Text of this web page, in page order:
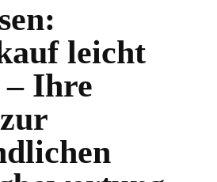
leicht
– Ihre